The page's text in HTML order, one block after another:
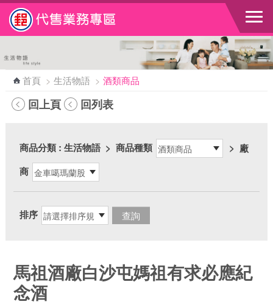
跳到主要內容區塊
首頁 > 生活物語 > 酒類商品
回上頁 回列表
商品分類: 生活物語 > 商品種類 > 廠
商
排序
馬祖酒廠白沙屯媽祖有求必應紀
念酒